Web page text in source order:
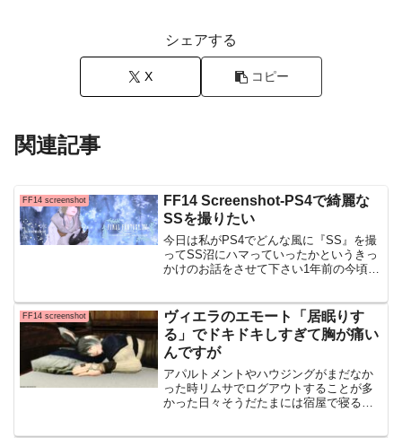
シェアする
X コピー
関連記事
FF14 screenshot
FF14 Screenshot-PS4で綺麗な
SSを撮りたい
今日は私がPS4でどんな風に『SS』を撮
ってSS沼にハマっていったかというきっ
かけのお話をさせて下さい1年前の今頃に
昨年の今頃でした昨年の今頃、私はどう
したらPS...
FF14 screenshot
ヴィエラのエモート「居眠りす
る」でドキドキしすぎて胸が痛い
んですが
アパルトメントやハウジングがまだなか
った時リムサでログアウトすることが多
かった日々そうだたまには宿屋で寝るか